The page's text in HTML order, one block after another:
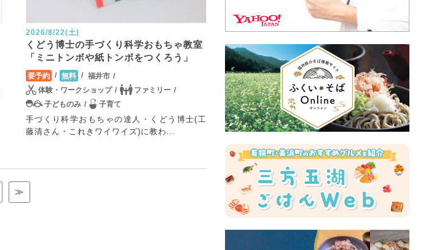
2026/8/22(土)
くどう博士の手づくり科学おもちゃ教室
「ミニトンボや紙トンボをつくろう」
要予約 無料
福井市
体験・ワークショップ
ファミリー
子どものみ
子育て
手づくり科学おもちゃの達人・くどう博士(工
藤清さん・これきワイワイズ)に教わ...
≫